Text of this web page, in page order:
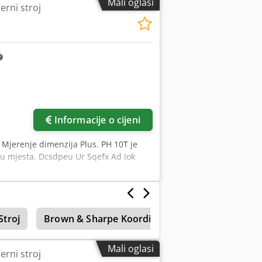
stroj
Informacije o cijeni
Mjerenje dimenzija Plus. PH 10T je
mjesta. Dcsdpeu Ur Sqefx Ad Iok
Brown & Sharpe Koordinatni Mjerni Stroj
Mali oglasi
stroj